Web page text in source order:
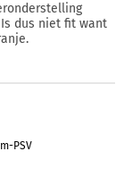
dus niet fit want
PSV